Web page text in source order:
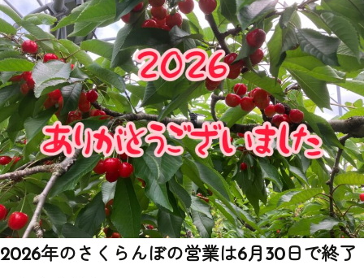
2026年のさくらんぼの営業は6月30日で終了